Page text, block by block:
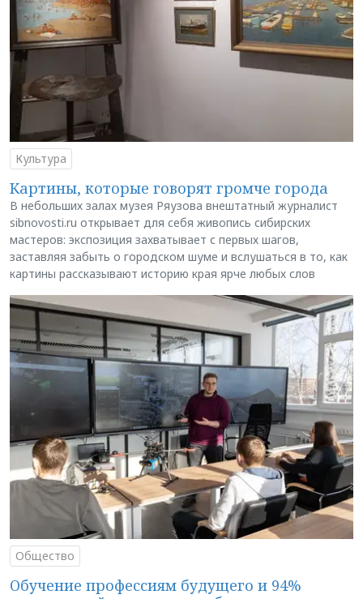
Культура
Картины, которые говорят громче города
В небольших залах музея Ряузова внештатный журналист
sibnovosti.ru открывает для себя живопись сибирских
мастеров: экспозиция захватывает с первых шагов,
заставляя забыть о городском шуме и вслушаться в то, как
картины рассказывают историю края ярче любых слов
Общество
Обучение профессиям будущего и 94%